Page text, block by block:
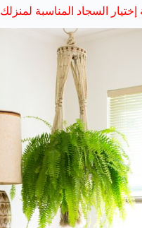
إختيار السجاد المناسبة لمنزلك